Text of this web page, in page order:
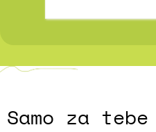
Samo za tebe